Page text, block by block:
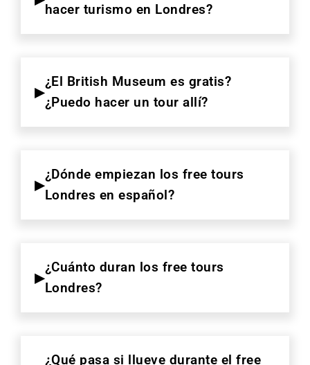
hacer turismo en Londres?
¿El British Museum es gratis?
¿Puedo hacer un tour allí?
¿Dónde empiezan los free tours
Londres en español?
¿Cuánto duran los free tours
Londres?
¿Qué pasa si llueve durante el free